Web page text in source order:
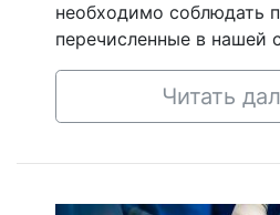
необходимо соблюдать
перечисленные в нашей
Читать